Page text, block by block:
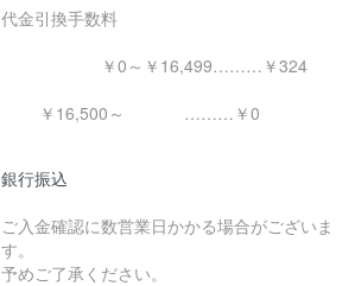
代金引換手数料
￥0～￥16,499………￥324
￥16,500～ ………￥0
銀行振込
ご入金確認に数営業日かかる場合がございま
す。
予めご了承ください。